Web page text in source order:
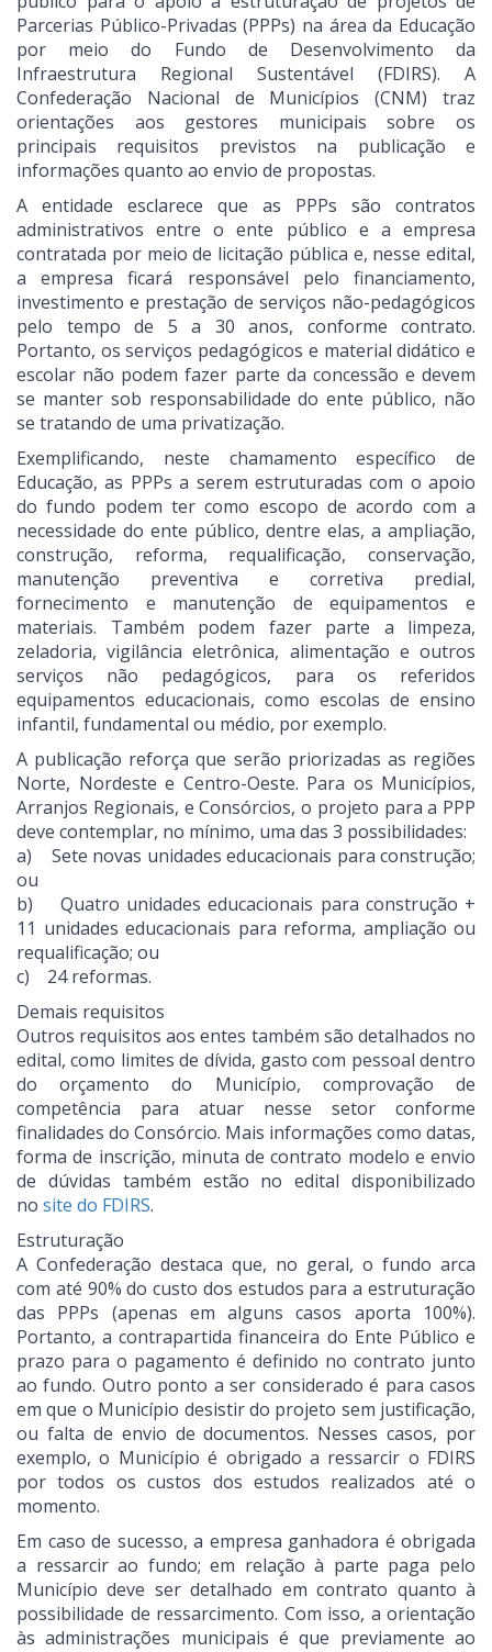
Parcerias Público-Privadas (PPPs) na área da Educação
por meio do Fundo de Desenvolvimento da
Infraestrutura Regional Sustentável (FDIRS). A
Confederação Nacional de Municípios (CNM) traz
orientações aos gestores municipais sobre os
principais requisitos previstos na publicação e
informações quanto ao envio de propostas.
A entidade esclarece que as PPPs são contratos
administrativos entre o ente público e a empresa
contratada por meio de licitação pública e, nesse edital,
a empresa ficará responsável pelo financiamento,
investimento e prestação de serviços não-pedagógicos
pelo tempo de 5 a 30 anos, conforme contrato.
Portanto, os serviços pedagógicos e material didático e
escolar não podem fazer parte da concessão e devem
se manter sob responsabilidade do ente público, não
se tratando de uma privatização.
Exemplificando, neste chamamento específico de
Educação, as PPPs a serem estruturadas com o apoio
do fundo podem ter como escopo de acordo com a
necessidade do ente público, dentre elas, a ampliação,
construção, reforma, requalificação, conservação,
manutenção preventiva e corretiva predial,
fornecimento e manutenção de equipamentos e
materiais. Também podem fazer parte a limpeza,
zeladoria, vigilância eletrônica, alimentação e outros
serviços não pedagógicos, para os referidos
equipamentos educacionais, como escolas de ensino
infantil, fundamental ou médio, por exemplo.
A publicação reforça que serão priorizadas as regiões
Norte, Nordeste e Centro-Oeste. Para os Municípios,
Arranjos Regionais, e Consórcios, o projeto para a PPP
deve contemplar, no mínimo, uma das 3 possibilidades:
a) Sete novas unidades educacionais para construção;
ou
b) Quatro unidades educacionais para construção +
11 unidades educacionais para reforma, ampliação ou
requalificação; ou
c) 24 reformas.
Demais requisitos
Outros requisitos aos entes também são detalhados no
edital, como limites de dívida, gasto com pessoal dentro
do orçamento do Município, comprovação de
competência para atuar nesse setor conforme
finalidades do Consórcio. Mais informações como datas,
forma de inscrição, minuta de contrato modelo e envio
de dúvidas também estão no edital disponibilizado
no site do FDIRS.
Estruturação
A Confederação destaca que, no geral, o fundo arca
com até 90% do custo dos estudos para a estruturação
das PPPs (apenas em alguns casos aporta 100%).
Portanto, a contrapartida financeira do Ente Público e
prazo para o pagamento é definido no contrato junto
ao fundo. Outro ponto a ser considerado é para casos
em que o Município desistir do projeto sem justificação,
ou falta de envio de documentos. Nesses casos, por
exemplo, o Município é obrigado a ressarcir o FDIRS
por todos os custos dos estudos realizados até o
momento.
Em caso de sucesso, a empresa ganhadora é obrigada
a ressarcir ao fundo; em relação à parte paga pelo
Município deve ser detalhado em contrato quanto à
possibilidade de ressarcimento. Com isso, a orientação
às administrações municipais é que previamente ao